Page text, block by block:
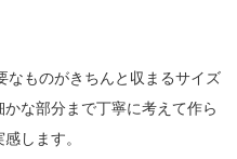
なものがきちんと収まるサイズ
な部分まで丁寧に考えて作ら
します。